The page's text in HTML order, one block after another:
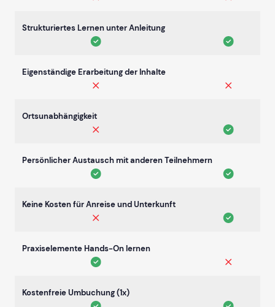
Strukturiertes Lernen unter Anleitung
Eigenständige Erarbeitung der Inhalte
Ortsunabhängigkeit
Persönlicher Austausch mit anderen Teilnehmern
Keine Kosten für Anreise und Unterkunft
Praxiselemente Hands-On lernen
Kostenfreie Umbuchung (1x)